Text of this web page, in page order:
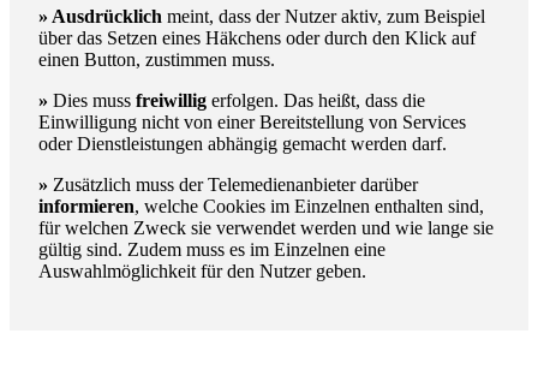
» Ausdrücklich meint, dass der Nutzer aktiv, zum Beispiel
über das Setzen eines Häkchens oder durch den Klick auf
einen Button, zustimmen muss.
» Dies muss freiwillig erfolgen. Das heißt, dass die
Einwilligung nicht von einer Bereitstellung von Services
oder Dienstleistungen abhängig gemacht werden darf.
» Zusätzlich muss der Telemedienanbieter darüber
informieren, welche Cookies im Einzelnen enthalten sind,
für welchen Zweck sie verwendet werden und wie lange sie
gültig sind. Zudem muss es im Einzelnen eine
Auswahlmöglichkeit für den Nutzer geben.